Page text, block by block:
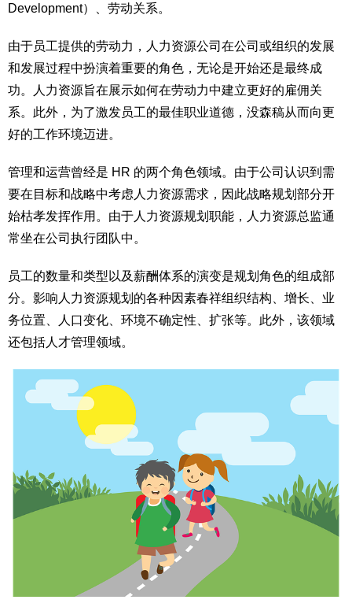
Development）、劳动关系。
由于员工提供的劳动力，人力资源公司在公司或组织的发展
和发展过程中扮演着重要的角色，无论是开始还是最终成
功。人力资源旨在展示如何在劳动力中建立更好的雇佣关
系。此外，为了激发员工的最佳职业道德，没森稿从而向更
好的工作环境迈进。
管理和运营曾经是 HR 的两个角色领域。由于公司认识到需
要在目标和战略中考虑人力资源需求，因此战略规划部分开
始枯孝发挥作用。由于人力资源规划职能，人力资源总监通
常坐在公司执行团队中。
员工的数量和类型以及薪酬体系的演变是规划角色的组成部
分。影响人力资源规划的各种因素春祥组织结构、增长、业
务位置、人口变化、环境不确定性、扩张等。此外，该领域
还包括人才管理领域。